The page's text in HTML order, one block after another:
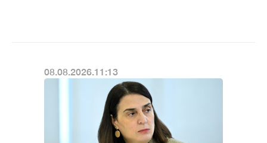
08.08.2026.11:13